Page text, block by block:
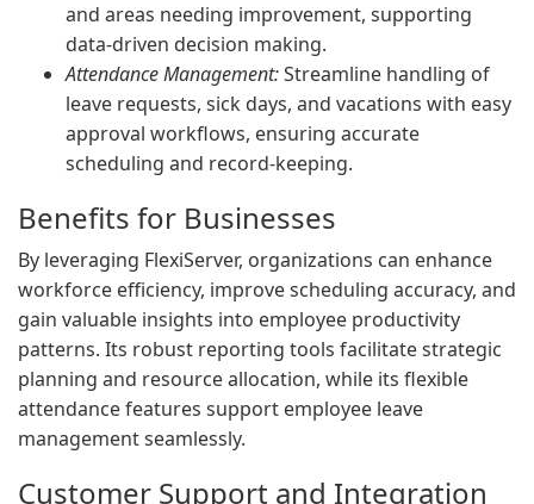
and areas needing improvement, supporting
data-driven decision making.
Attendance Management:Streamline handling of
leave requests, sick days, and vacations with easy
approval workflows, ensuring accurate
scheduling and record-keeping.
Benefits for Businesses
By leveraging FlexiServer, organizations can enhance
workforce efficiency, improve scheduling accuracy, and
gain valuable insights into employee productivity
patterns. Its robust reporting tools facilitate strategic
planning and resource allocation, while its flexible
attendance features support employee leave
management seamlessly.
Customer Support and Integration